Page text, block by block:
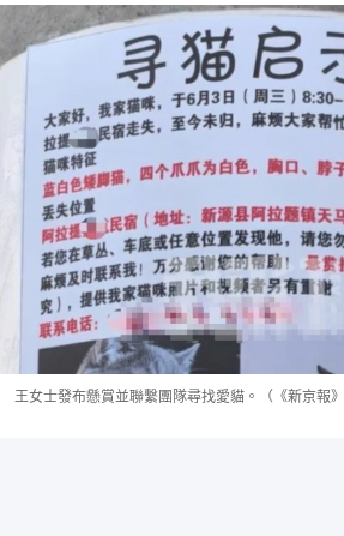
王女士發布懸賞並聯繫團隊尋找愛貓。（《新京報》